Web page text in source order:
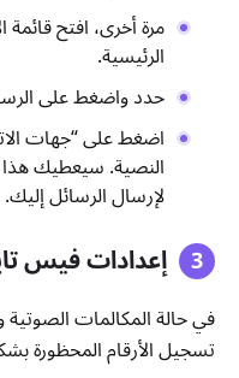
مرة أخرى، افتح
الرئيسية.
حدد واضغط على
اضغط على “جهات
النصية. سيعطيك هذا
لإرسال الرسائل إليك.
إعدادات فيس
في حالة المكالمات الصوتية
تسجيل الأرقام المحظورة